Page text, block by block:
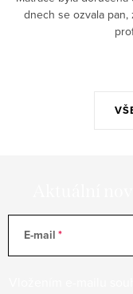
dnech se ozvala
E-mail